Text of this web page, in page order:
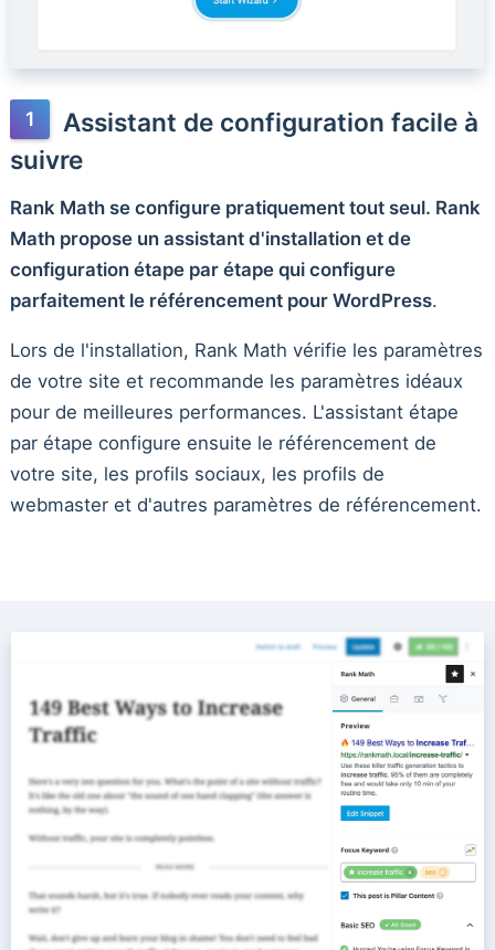
Assistant de configuration facile à
suivre
Rank Math se configure pratiquement tout seul. Rank
Math propose un assistant d'installation et de
configuration étape par étape qui configure
parfaitement le référencement pour WordPress.
Lors de l'installation, Rank Math vérifie les paramètres
de votre site et recommande les paramètres idéaux
pour de meilleures performances. L'assistant étape
par étape configure ensuite le référencement de
votre site, les profils sociaux, les profils de
webmaster et d'autres paramètres de référencement.